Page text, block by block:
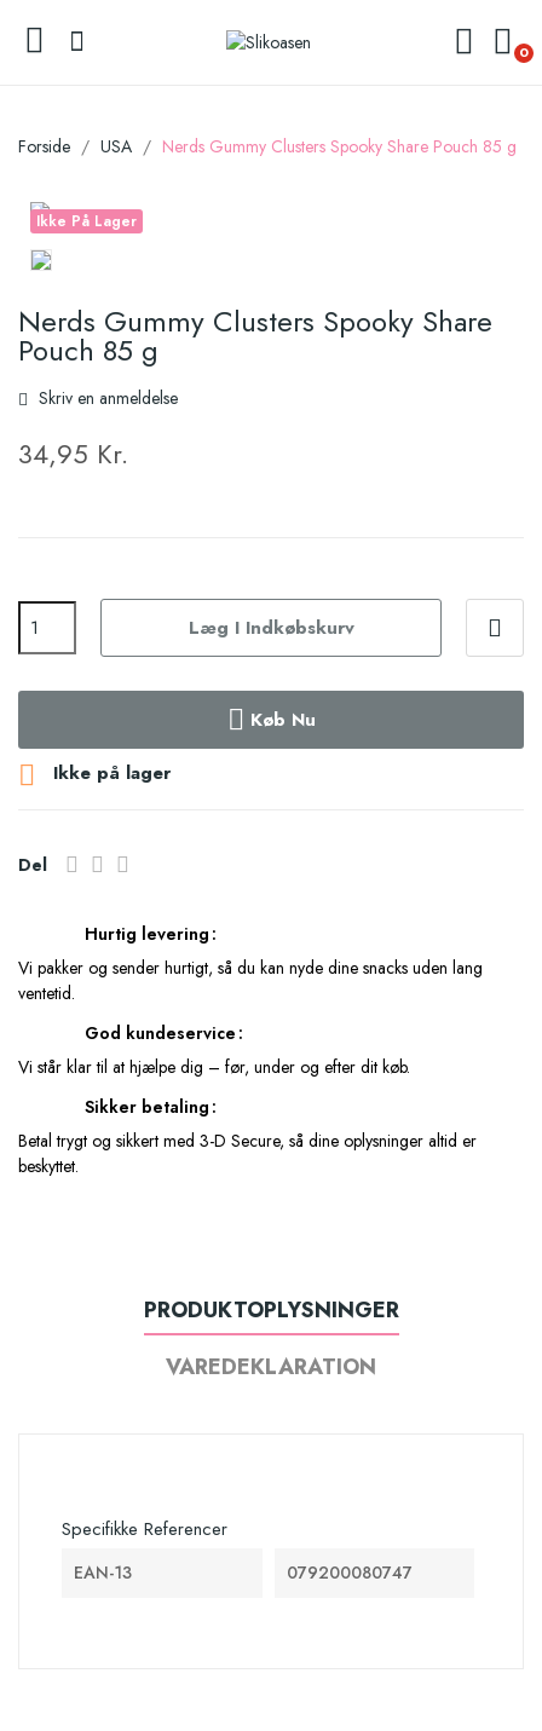
0
Forside USA Nerds Gummy Clusters Spooky Share Pouch 85 g
Ikke På Lager
Nerds Gummy Clusters Spooky Share
Pouch 85 g
Skriv en anmeldelse
34,95 Kr.
Læg I Indkøbskurv
Køb Nu
 Ikke på lager
Del
Hurtig levering
Vi pakker og sender hurtigt, så du kan nyde dine snacks uden lang
ventetid.
God kundeservice
Vi står klar til at hjælpe dig – før, under og efter dit køb.
Sikker betaling
Betal trygt og sikkert med 3-D Secure, så dine oplysninger altid er
beskyttet.
PRODUKTOPLYSNINGER
VAREDEKLARATION
Specifikke Referencer
EAN-13 079200080747